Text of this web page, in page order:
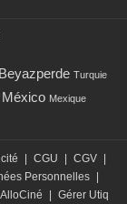
Beyazperde Turquie
Mexique
CGU CGV
Personnelles
Gérer Utiq